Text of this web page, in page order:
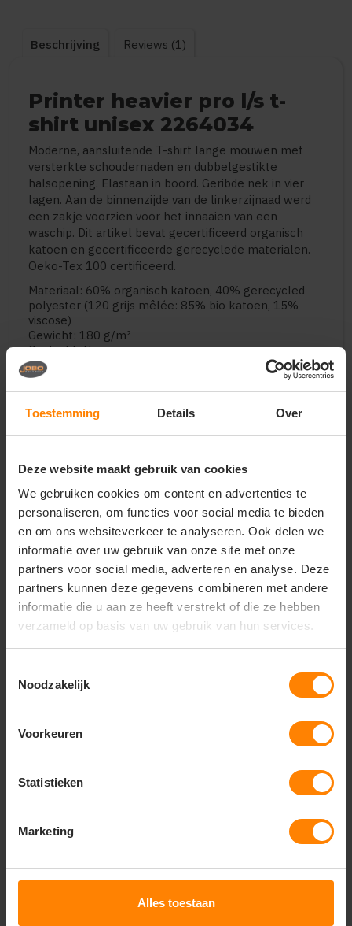
Toestemming Details Over
Deze website maakt gebruik van cookies
We gebruiken cookies om content en advertenties te
personaliseren, om functies voor social media te bieden
en om ons websiteverkeer te analyseren. Ook delen we
informatie over uw gebruik van onze site met onze
partners voor social media, adverteren en analyse. Deze
partners kunnen deze gegevens combineren met andere
informatie die u aan ze heeft verstrekt of die ze hebben
verzameld op basis van uw gebruik van hun services.
Noodzakelijk
Voorkeuren
Statistieken
Marketing
Alles toestaan
Beschrijving Reviews (1)
Printer heavier pro l/s t-
shirt unisex 2264034
Moderne, aansluitende T-shirt lange mouwen met
versterkte schoudernaden en dubbelgestikte
halsopening. Elastaan in boord. Geribde nek in vier
lagen. Aan de binnenzijde van de linkerzijnaad werd
een zakje voorzien voor het innaaien van een
waschip. Dit artikel bevat gecertificeerd organisch
katoen en gecertificeerde gerecyclede materialen.
Oeko-Tex 100 certificeerd.
Materiaal: 60% organisch katoen, 40% gerecycled
polyester (120 grijs mêlée: 85% bio katoen, 15%
viscose)
Gewicht: 180 g/m²
Geslacht: Unisex
Zakken: No pockets
Halslijn: Round
Type sluiting: None
Capuchondetails: Geen
Mouw: Lange mouwen
Vragen? Neem contact
op met onze
klantenservice
call +31(0)418 511 972
mail info@jobopromotions.nl
store
Dit vind je misschien ook leuk